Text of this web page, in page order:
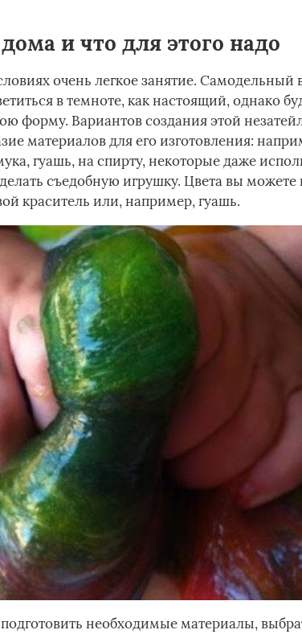
и что для этого надо
очень легкое занятие. Самодельный
в темноте, как настоящий, однако
форму. Вариантов создания этой
материалов для его изготовления:
гуашь, на спирту, некоторые даже
съедобную игрушку. Цвета вы можете
краситель или, например, гуашь.
необходимые материалы,